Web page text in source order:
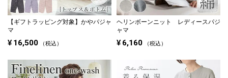
【ギフトラッピング対象】 かやパジャ
マ
¥ 16,500 税込
ヘリンボーンニット レディースパジ
ャマ
¥ 6,160 税込